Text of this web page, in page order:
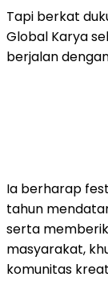
Tapi berkat
Global Karya
berjalan
Ia berharap
tahun
serta
masyarakat,
komunitas